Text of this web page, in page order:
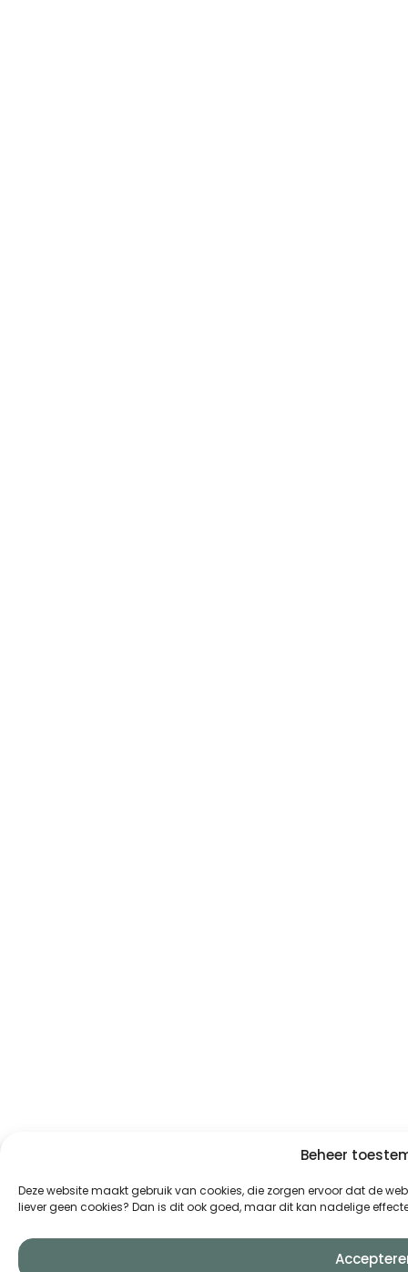
Beheer
Deze website maakt gebruik van cookies, die zorgen ervoor dat de
liever geen cookies? Dan is dit ook goed, maar dit kan nadelige